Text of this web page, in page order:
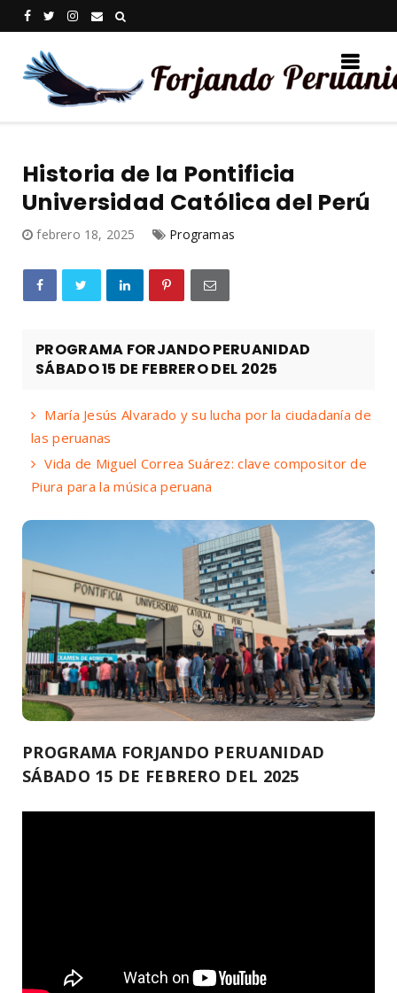
Historia de la Pontificia
Universidad Católica del Perú
febrero 18, 2025 Programas
PROGRAMA FORJANDO PERUANIDAD
SÁBADO 15 DE FEBRERO DEL 2025
María Jesús Alvarado y su lucha por la ciudadanía de
las peruanas
Vida de Miguel Correa Suárez: clave compositor de
Piura para la música peruana
PROGRAMA FORJANDO PERUANIDAD
SÁBADO 15 DE FEBRERO DEL 2025